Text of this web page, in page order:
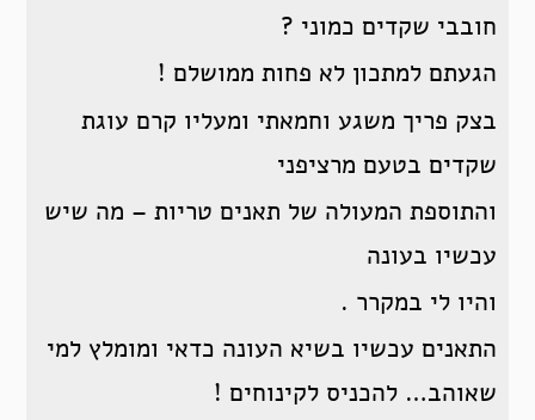
חובבי שקדים כמוני ?
הגעתם למתכון לא פחות ממושלם !
בצק פריך משגע וחמאתי ומעליו קרם עוגת
שקדים בטעם מרציפני
והתוספת המעולה של תאנים טריות – מה שיש
עכשיו בעונה
והיו לי במקרר .
התאנים עכשיו בשיא העונה כדאי ומומלץ למי
שאוהב… להכניס לקינוחים !